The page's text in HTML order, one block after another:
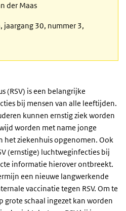
der Maas
30, nummer 3,
(RSV) is een belangrijke
bij mensen van alle leeftijden.
kunnen ernstig ziek worden
worden met name jonge
het ziekenhuis opgenomen. Ook
(ernstige) luchtweginfecties bij
informatie hierover ontbreekt.
een nieuwe langwerkende
vaccinatie tegen RSV. Om te
schaal ingezet kan worden